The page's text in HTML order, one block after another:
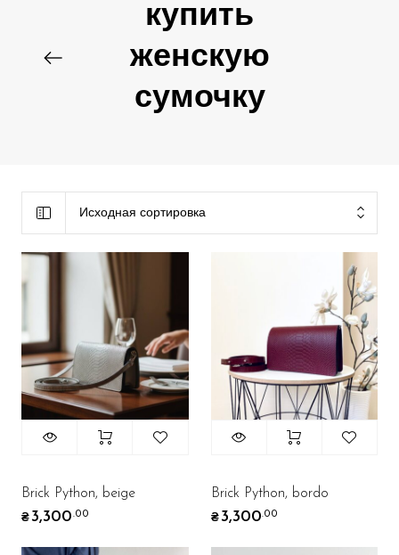
купить
женскую
сумочку
Исходная сортировка
Brick Python, beige
₴3,300.00
Brick Python, bordo
₴ 3,300.00